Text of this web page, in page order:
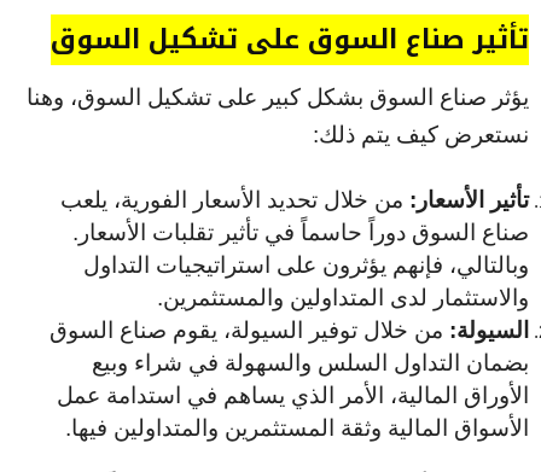
تأثير صناع السوق على تشكيل السوق
يؤثر صناع السوق بشكل كبير على تشكيل السوق، وهنا
نستعرض كيف يتم ذلك:
تأثير الأسعار: من خلال تحديد الأسعار الفورية، يلعب
صناع السوق دوراً حاسماً في تأثير تقلبات الأسعار.
وبالتالي، فإنهم يؤثرون على استراتيجيات التداول
والاستثمار لدى المتداولين والمستثمرين.
السيولة: من خلال توفير السيولة، يقوم صناع السوق
بضمان التداول السلس والسهولة في شراء وبيع
الأوراق المالية، الأمر الذي يساهم في استدامة عمل
الأسواق المالية وثقة المستثمرين والمتداولين فيها.